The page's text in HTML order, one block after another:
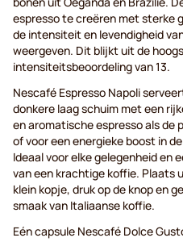
espresso te creëren met sterke
de intensiteit en levendigheid
weergeven. Dit blijkt uit de
intensiteitsbeoordeling van 13.
Nescafé Espresso Napoli
donkere laag schuim met een
en aromatische espresso als de
of voor een energieke boost in
Ideaal voor elke gelegenheid en
van een krachtige koffie. Plaats
klein kopje, druk op de knop en
smaak van Italiaanse koffie.
Eén capsule Nescafé Dolce